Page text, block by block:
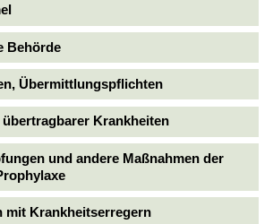
Behörde
Übermittlungspflichten
übertragbarer Krankheiten
und andere Maßnahmen der
mit Krankheitserregern